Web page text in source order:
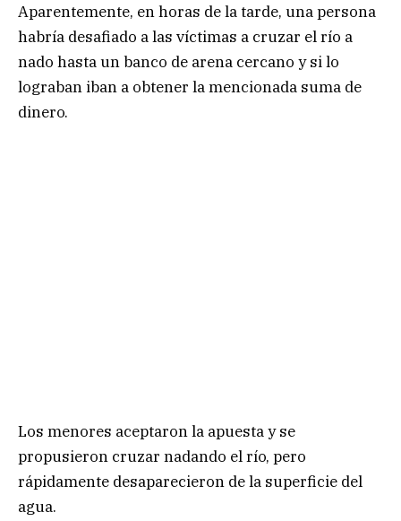
Aparentemente, en horas de la tarde, una persona
habría desafiado a las víctimas a cruzar el río a
nado hasta un banco de arena cercano y si lo
lograban iban a obtener la mencionada suma de
dinero.
Los menores aceptaron la apuesta y se
propusieron cruzar nadando el río, pero
rápidamente desaparecieron de la superficie del
agua.